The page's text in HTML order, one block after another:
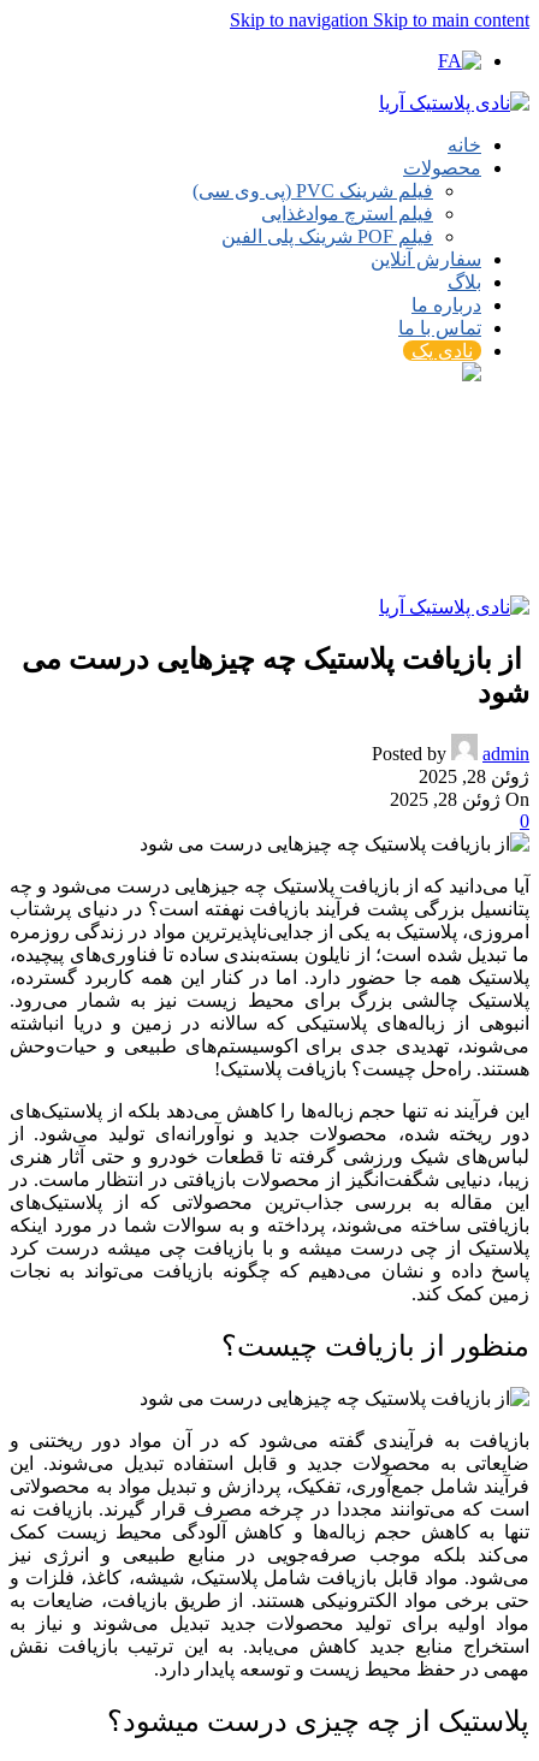
Skip to navigation Skip to main content
خانه
محصولات
فیلم شرینک PVC (پی وی سی)
فیلم استرچ موادغذایی
فیلم POF شرینک پلی الفین
سفارش آنلاین
بلاگ
درباره ما
تماس با ما
نادی پک
از بازیافت پلاستیک چه چیزهایی درست می
شود
Posted by
admin
ژوئن 28, 2025
On ژوئن 28, 2025
0
آیا می‌دانید که از بازیافت پلاستیک چه جیزهایی درست می‌شود و چه
پتانسیل بزرگی پشت فرآیند بازیافت نهفته است؟ در دنیای پرشتاب
امروزی، پلاستیک به یکی از جدایی‌ناپذیرترین مواد در زندگی روزمره
ما تبدیل شده است؛ از نایلون بسته‌بندی ساده تا فناوری‌های پیچیده،
پلاستیک همه جا حضور دارد. اما در کنار این همه کاربرد گسترده،
پلاستیک چالشی بزرگ برای محیط زیست نیز به شمار می‌رود.
انبوهی از زباله‌های پلاستیکی که سالانه در زمین و دریا انباشته
می‌شوند، تهدیدی جدی برای اکوسیستم‌های طبیعی و حیات‌وحش
هستند. راه‌حل چیست؟ بازیافت پلاستیک!
این فرآیند نه تنها حجم زباله‌ها را کاهش می‌دهد بلکه از پلاستیک‌های
دور ریخته شده، محصولات جدید و نوآورانه‌ای تولید می‌شود. از
لباس‌های شیک ورزشی گرفته تا قطعات خودرو و حتی آثار هنری
زیبا، دنیایی شگفت‌انگیز از محصولات بازیافتی در انتظار ماست. در
این مقاله به بررسی جذاب‌ترین محصولاتی که از پلاستیک‌های
بازیافتی ساخته می‌شوند، پرداخته و به سوالات شما در مورد اینکه
پلاستیک از چی درست میشه و با بازیافت چی میشه درست کرد
پاسخ داده و نشان می‌دهیم که چگونه بازیافت می‌تواند به نجات
زمین کمک کند.
منظور از بازیافت چیست؟
بازیافت به فرآیندی گفته می‌شود که در آن مواد دور ریختنی و
ضایعاتی به محصولات جدید و قابل استفاده تبدیل می‌شوند. این
فرآیند شامل جمع‌آوری، تفکیک، پردازش و تبدیل مواد به محصولاتی
است که می‌توانند مجددا در چرخه مصرف قرار گیرند. بازیافت نه
تنها به کاهش حجم زباله‌ها و کاهش آلودگی محیط زیست کمک
می‌کند بلکه موجب صرفه‌جویی در منابع طبیعی و انرژی نیز
می‌شود. مواد قابل بازیافت شامل پلاستیک، شیشه، کاغذ، فلزات و
حتی برخی مواد الکترونیکی هستند. از طریق بازیافت، ضایعات به
مواد اولیه برای تولید محصولات جدید تبدیل می‌شوند و نیاز به
استخراج منابع جدید کاهش می‌یابد. به این ترتیب بازیافت نقش
مهمی در حفظ محیط زیست و توسعه پایدار دارد.
پلاستیک از چه چیزی درست میشود؟